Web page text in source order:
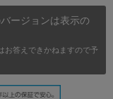
ージョンは表示の
お答えできかねますので予